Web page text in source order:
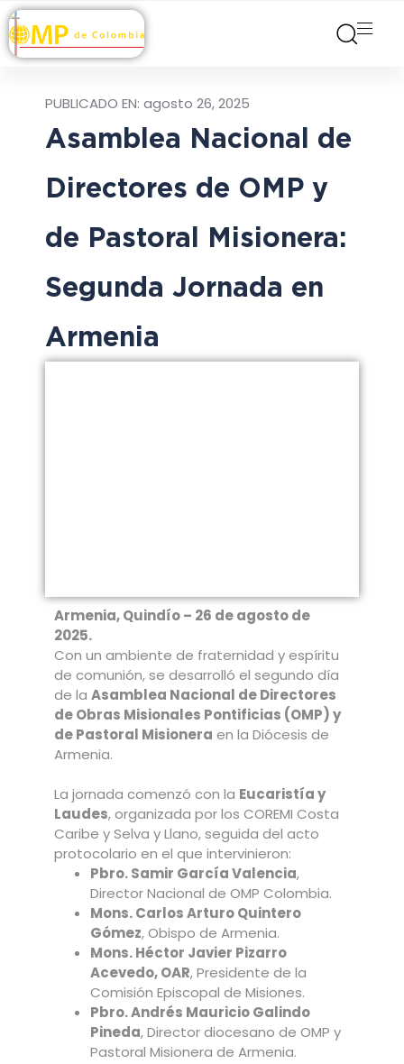
PUBLICADO EN: agosto 26, 2025
Asamblea Nacional de
Directores de OMP y
de Pastoral Misionera:
Segunda Jornada en
Armenia
Armenia, Quindío – 26 de agosto de
2025.
Con un ambiente de fraternidad y espíritu
de comunión, se desarrolló el segundo día
de la Asamblea Nacional de Directores
de Obras Misionales Pontificias (OMP) y
de Pastoral Misionera en la Diócesis de
Armenia.
La jornada comenzó con la Eucaristía y
Laudes, organizada por los COREMI Costa
Caribe y Selva y Llano, seguida del acto
protocolario en el que intervinieron:
Pbro. Samir García Valencia,
Director Nacional de OMP Colombia.
Mons. Carlos Arturo Quintero
Gómez, Obispo de Armenia.
Mons. Héctor Javier Pizarro
Acevedo, OAR, Presidente de la
Comisión Episcopal de Misiones.
Pbro. Andrés Mauricio Galindo
Pineda, Director diocesano de OMP y
Pastoral Misionera de Armenia.